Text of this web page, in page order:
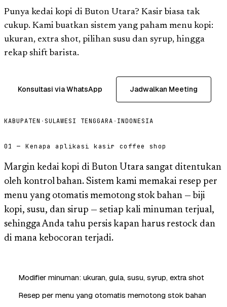
Punya kedai kopi di Buton Utara? Kasir biasa tak
cukup. Kami buatkan sistem yang paham menu kopi:
ukuran, extra shot, pilihan susu dan syrup, hingga
rekap shift barista.
Konsultasi via WhatsApp Jadwalkan Meeting
KABUPATEN · SULAWESI TENGGARA · INDONESIA
01 — Kenapa aplikasi kasir coffee shop
Margin kedai kopi di Buton Utara sangat ditentukan
oleh kontrol bahan. Sistem kami memakai resep per
menu yang otomatis memotong stok bahan — biji
kopi, susu, dan sirup — setiap kali minuman terjual,
sehingga Anda tahu persis kapan harus restock dan
di mana kebocoran terjadi.
Modifier minuman: ukuran, gula, susu, syrup, extra shot
Resep per menu yang otomatis memotong stok bahan